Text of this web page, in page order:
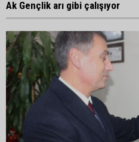
Ak Gençlik arı gibi çalışıyor